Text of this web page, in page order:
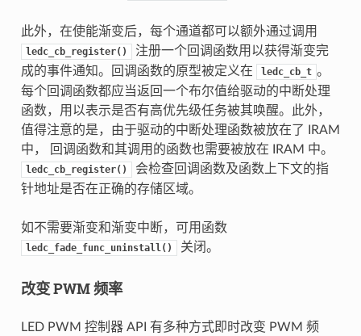
此外，在使能渐变后，每个通道都可以额外通过调用
ledc_cb_register()
注册一个回调函数用以获得渐变完
成的事件通知。回调函数的原型被定义在
ledc_cb_t 。
每个回调函数都应当返回一个布尔值给驱动的中断处理
函数，用以表示是否有高优先级任务被其唤醒。此外，
值得注意的是，由于驱动的中断处理函数被放在了 IRAM
中， 回调函数和其调用的函数也需要被放在 IRAM 中。
ledc_cb_register()
会检查回调函数及函数上下文的指
针地址是否在正确的存储区域。
如不需要渐变和渐变中断，可用函数
ledc_fade_func_uninstall() 关闭。
改变 PWM 频率
LED PWM 控制器 API 有多种方式即时改变 PWM 频